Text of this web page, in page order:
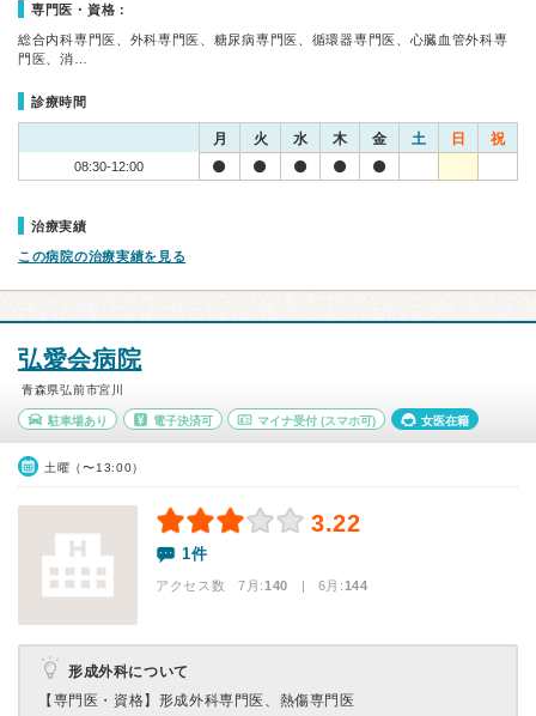
専門医・資格：
総合内科専門医、外科専門医、糖尿病専門医、循環器専門医、心臓血管外科専
門医、消…
診療時間
月 火 水 木 金 土 日 祝
08:30-12:00
治療実績
この病院の治療実績を見る
弘愛会病院
青森県弘前市宮川
駐車場あり 電子決済可 マイナ受付 (スマホ可) 女医在籍
土曜（〜13:00）
3.22
1件
アクセス数 7月:140 | 6月:144
形成外科について
【専門医・資格】 形成外科専門医、熱傷専門医